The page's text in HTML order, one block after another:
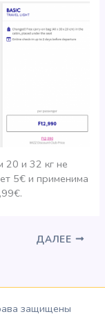
20 и 32 кг не
5€ и применима
ДАЛЕЕ
защищены